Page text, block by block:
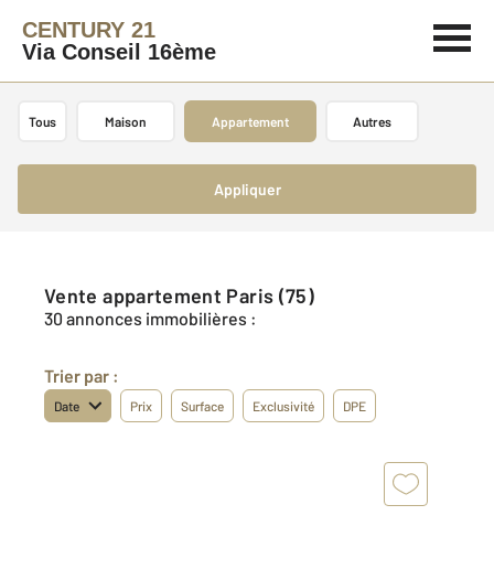
CENTURY 21
Via Conseil 16ème
Tous Maison Appartement Autres
Appliquer
Vente appartement Paris (75)
30 annonces immobilières :
Trier par :
Date Prix Surface Exclusivité DPE